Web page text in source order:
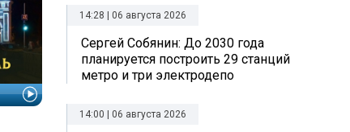
14:28 | 06 августа 2026
Сергей Собянин: До 2030 года
планируется построить 29 станций
метро и три электродепо
14:00 | 06 августа 2026